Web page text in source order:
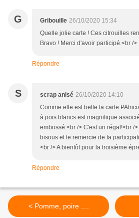
G Gribouille 26/10/2020 15:34
Quelle jolie carte ! Ces citrouilles
Bravo ! Merci d'avoir participé.<br />
Répondre
S scrap anisé 26/10/2020 14:10
Comme elle est belle ta carte
à pois blancs est magnifique
embossé.<br /> C'est un régal!<br /
bisous et te remercie de ta
<br /> A bientôt pour la troisième
Répondre